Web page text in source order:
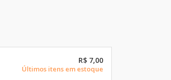
R$ 7,00
Últimos itens em estoque